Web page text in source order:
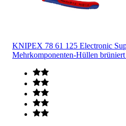
KNIPEX 78 61 125 Electronic
Mehrkomponenten-Hüllen